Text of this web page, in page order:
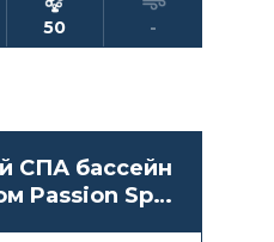
50 -
СПА бассейн
Passion Spas